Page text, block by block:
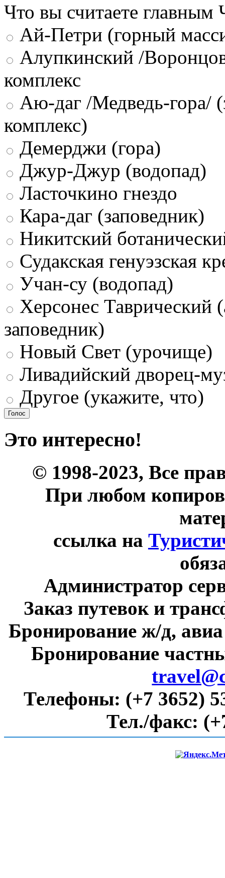
Что вы считаете
Ай-Петри (горный
Алупкинский /
комплекс
Аю-даг /Медведь-гора/
комплекс)
Демерджи (гора)
Джур-Джур (водопад)
Ласточкино гнездо
Кара-даг (заповедник)
Никитский
Судакская генуэзская
Учан-су (водопад)
Херсонес Таврический
заповедник)
Новый Свет (урочище)
Ливадийский дворец-
Другое (укажите, что)
Это интересно!
© 1998-2023, Все
При любом
ссылка на
Администратор
Заказ путевок и
Бронирование ж/д,
Бронирование
Телефоны: (+7 3652)
Тел./факс: